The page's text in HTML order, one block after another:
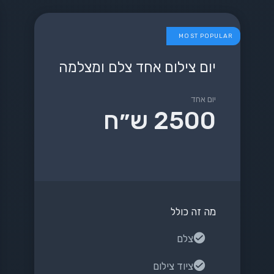
MOST POPULAR
יום צילום אחד צלם ומצלמה
2500 ש״ח
יום אחד
מה זה כולל
צלם
ציוד צילום